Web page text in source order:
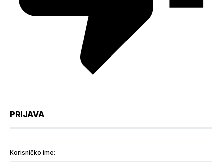
PRIJAVA
Korisničko ime: